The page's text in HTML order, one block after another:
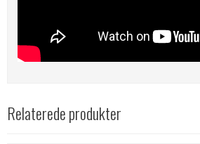
Relaterede produkter